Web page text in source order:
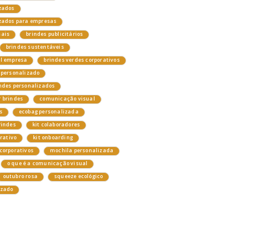
para empresas
brindes publicitários
brindes sustentáveis
empresa
brindes verdes corporativos
personalizados
brindes
comunicação visual
ecobag personalizada
kit colaboradores
kit onboarding
mochila personalizada
o que é a comunicação visual
outubro rosa
squeeze ecológico